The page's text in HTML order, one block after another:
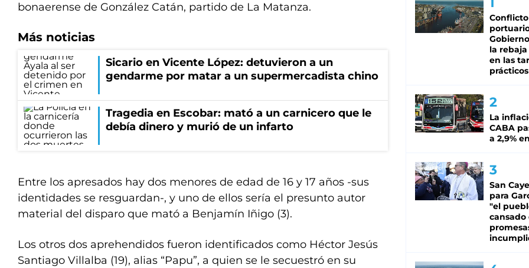
bonaerense de González Catán, partido de La Matanza.
Más noticias
Sicario en Vicente López: detuvieron a un
gendarme por matar a un supermercadista chino
Tragedia en Escobar: mató a un carnicero que le
debía dinero y murió de un infarto
Entre los apresados hay dos menores de edad de 16 y 17 años -sus
identidades se resguardan-, y uno de ellos sería el presunto autor
material del disparo que mató a Benjamín Iñigo (3).
Los otros dos aprehendidos fueron identificados como Héctor Jesús
Santiago Villalba (19), alias “Papu”, a quien se le secuestró en su
Conflicto
la rebaja
en las
prácticos
La
CABA
a 2,9%
San
para
"el
cansado